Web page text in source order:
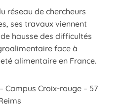
réseau de chercheurs
ses travaux viennent
hausse des difficultés
face à
alimentaire en France.
Campus Croix-rouge – 57